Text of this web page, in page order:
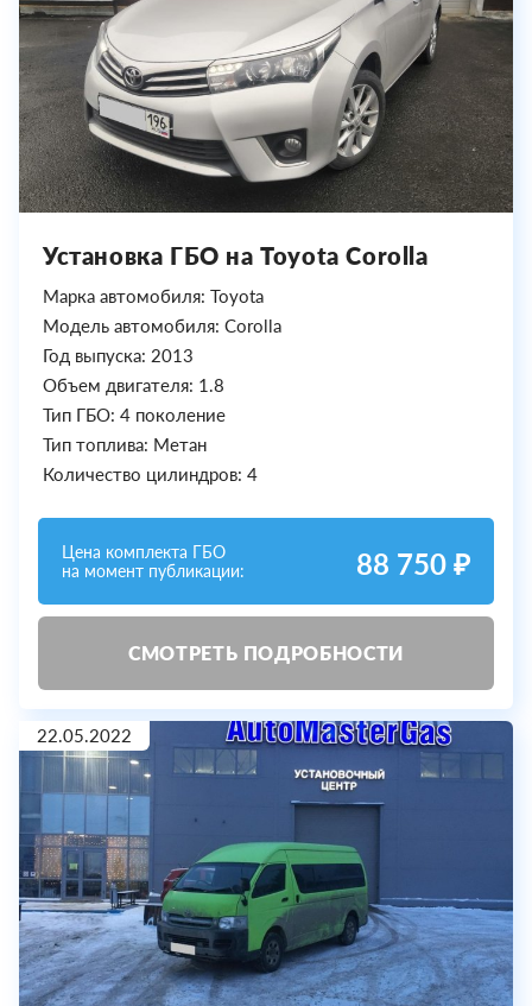
Установка ГБО на Toyota Corolla
Марка автомобиля: Toyota
Модель автомобиля: Corolla
Год выпуска: 2013
Объем двигателя: 1.8
Тип ГБО: 4 поколение
Тип топлива: Метан
Количество цилиндров: 4
Цена комплекта ГБО
на момент публикации:
88 750 ₽
СМОТРЕТЬ ПОДРОБНОСТИ
22.05.2022